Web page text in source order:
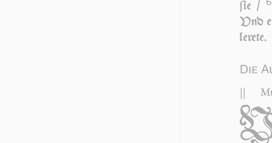
ſie /
Vnd
lerete.
Die
||